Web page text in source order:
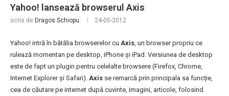
Yahoo! lansează browserul Axis
scris de Dragos Schiopu 24-05-2012
Yahoo! intră în bătălia browserelor cu Axis, un browser propriu ce
rulează momentan pe desktop, iPhone și iPad. Versiunea de desktop
este de fapt un plugin pentru celelalte browsere (Firefox, Chrome,
Internet Explorer și Safari). Axis se remarcă prin principala sa funcție,
cea de căutare pe internet după cuvinte, imagini, articole, folosind